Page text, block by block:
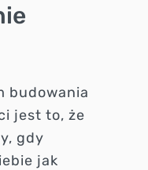
budowania
jest to, że
gdy
jak